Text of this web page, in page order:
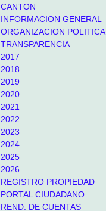
CANTON
INFORMACION GENERAL
ORGANIZACION POLITICA
TRANSPARENCIA
2017
2018
2019
2020
2021
2022
2023
2024
2025
2026
REGISTRO PROPIEDAD
PORTAL CIUDADANO
REND. DE CUENTAS